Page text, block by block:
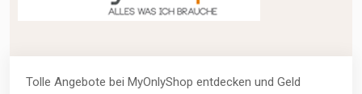
Tolle Angebote bei MyOnlyShop entdecken und Geld